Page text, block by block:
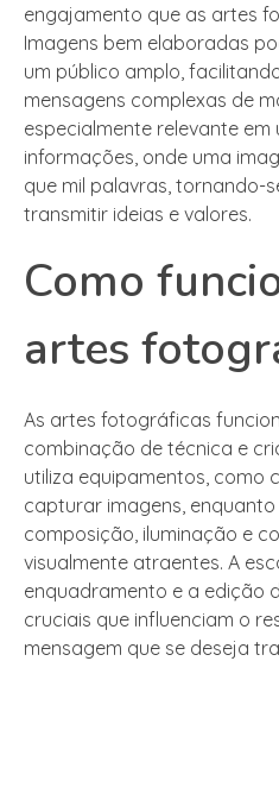
engajamento que as artes
Imagens bem elaboradas
um público amplo,
mensagens complexas de
especialmente relevante
informações, onde uma
que mil palavras, tornando-
transmitir ideias e valores.
Como
artes
As artes fotográficas
combinação de técnica e
utiliza equipamentos, como
capturar imagens,
composição, iluminação e
visualmente atraentes. A
enquadramento e a edição
cruciais que influenciam o
mensagem que se deseja